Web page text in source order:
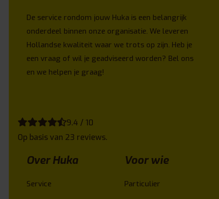
De service rondom jouw Huka is een belangrijk
onderdeel binnen onze organisatie. We leveren
Hollandse kwaliteit waar we trots op zijn. Heb je
een vraag of wil je geadviseerd worden? Bel ons
en we helpen je graag!
9.4 / 10
Op basis van 23 reviews.
Over Huka
Service
Voor wie
Particulier